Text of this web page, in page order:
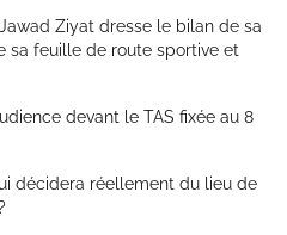
Ziyat dresse le bilan de sa
sa feuille de route sportive et
devant le TAS fixée au 8
décidera réellement du lieu de